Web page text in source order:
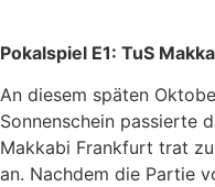
Pokalspiel E1: TuS
An diesem späten
Sonnenschein passierte
Makkabi Frankfurt trat
an. Nachdem die Partie